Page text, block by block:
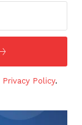
Privacy Policy.